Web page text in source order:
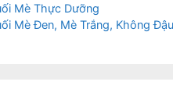
Mè Thực Dưỡng
Mè Đen, Mè Trắng, Không